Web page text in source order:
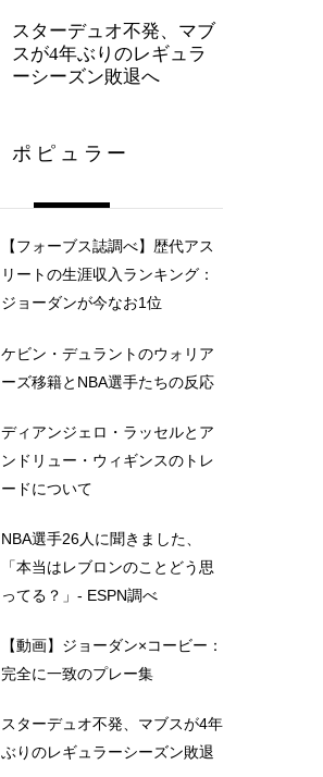
スターデュオ不発、マブ
スが4年ぶりのレギュラ
ーシーズン敗退へ
ポピュラー
【フォーブス誌調べ】歴代アス
リートの生涯収入ランキング：
ジョーダンが今なお1位
ケビン・デュラントのウォリア
ーズ移籍とNBA選手たちの反応
ディアンジェロ・ラッセルとア
ンドリュー・ウィギンスのトレ
ードについて
NBA選手26人に聞きました、
「本当はレブロンのことどう思
ってる？」- ESPN調べ
【動画】ジョーダン×コービー：
完全に一致のプレー集
スターデュオ不発、マブスが4年
ぶりのレギュラーシーズン敗退